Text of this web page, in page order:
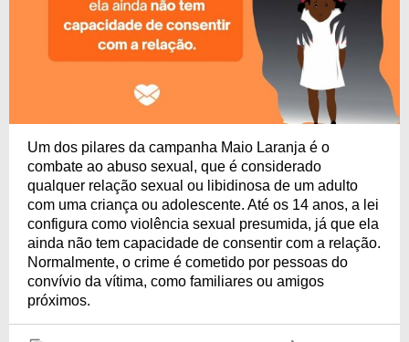
Um dos pilares da campanha Maio Laranja é o
combate ao abuso sexual, que é considerado
qualquer relação sexual ou libidinosa de um adulto
com uma criança ou adolescente. Até os 14 anos, a lei
configura como violência sexual presumida, já que ela
ainda não tem capacidade de consentir com a relação.
Normalmente, o crime é cometido por pessoas do
convívio da vítima, como familiares ou amigos
próximos.